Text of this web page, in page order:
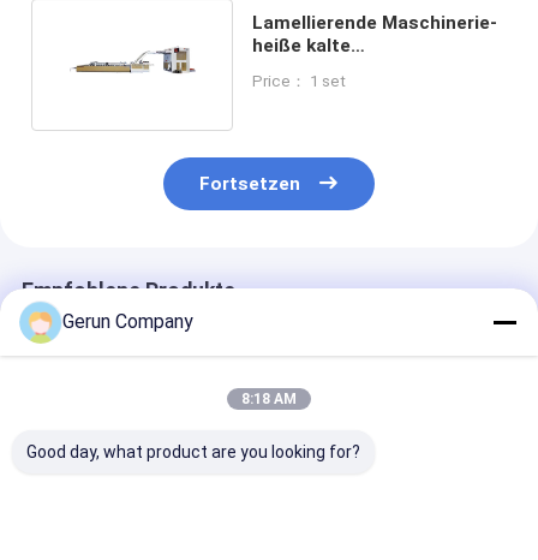
Lamellierende Maschinerie-
heiße kalte
Maschine
Price： 1 set
Fortsetzen
Empfohlene Produkte
Gerun Company
8:18 AM
Good day, what product are you looking for?